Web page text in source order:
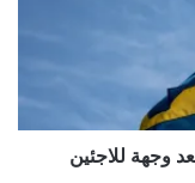
وجهة للاجئين